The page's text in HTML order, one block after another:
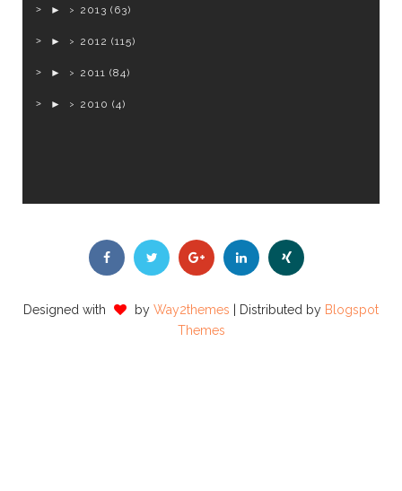
► 2013 (63)
► 2012 (115)
► 2011 (84)
► 2010 (4)
Designed with by Way2themes | Distributed by Blogspot
Themes